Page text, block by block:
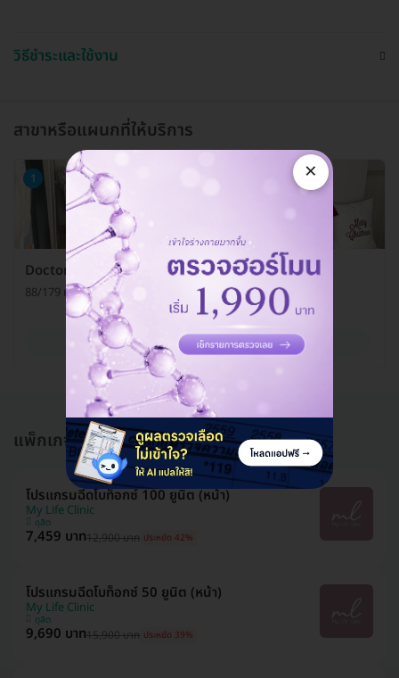
วิธีชำระและใช้งาน
สาขาหรือแผนกที่ให้บริการ
1
Doctor Arm Clinic (ด็อกเตอร์อาร์ม คลินิกเวชกรรม)
88/179 หมู่ 18 ต. คูคต อ. ลำลูกกา จ. ปทุมธานี 12130
ดูรายละเอียด
แพ็กเกจอื่นใน โปรแกรมฉีดโบท็อกซ์ (Botox)
โปรแกรมฉีดโบท็อกซ์ 100 ยูนิต (หน้า)
My Life Clinic
ดุสิต
7,459 บาท12,900 บาท ประหยัด 42%
โปรแกรมฉีดโบท็อกซ์ 50 ยูนิต (หน้า)
My Life Clinic
ดุสิต
9,690 บาท15,900 บาท ประหยัด 39%
×